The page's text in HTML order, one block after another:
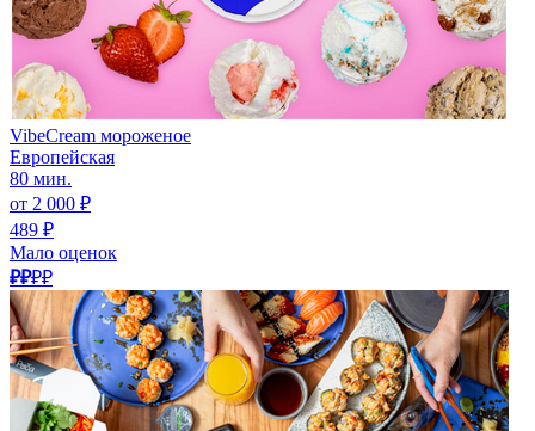
VibeCream мороженое
Европейская
80 мин.
от 2 000 ₽
489 ₽
Мало оценок
₽₽₽₽